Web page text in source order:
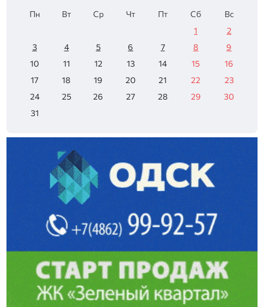
Пн Вт Ср Чт Пт Сб
Вс
1
2
3
4 5 6 7 8
9
10
11 12 13 14 15
16
17
18 19 20 21 22
23
24
25 26 27 28 29
30
31